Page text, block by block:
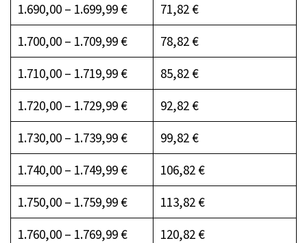
1.690,00 – 1.699,99 €
71,82 €
1.700,00 – 1.709,99 €
78,82 €
1.710,00 – 1.719,99 €
85,82 €
1.720,00 – 1.729,99 €
92,82 €
1.730,00 – 1.739,99 €
99,82 €
1.740,00 – 1.749,99 €
106,82 €
1.750,00 – 1.759,99 €
113,82 €
1.760,00 – 1.769,99 €
120,82 €